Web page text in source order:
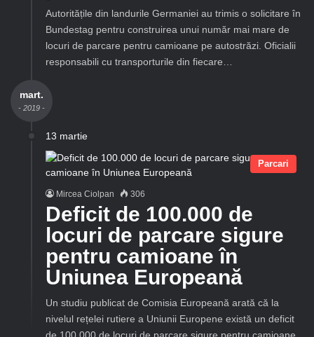
Autoritățile din landurile Germaniei au trimis o solicitare în
Bundestag pentru construirea unui număr mai mare de
locuri de parcare pentru camioane pe autostrăzi. Oficialii
responsabili cu transporturile din fiecare…
mart.
- 2019 -
13 martie
Parcari
Mircea Ciolpan 306
Deficit de 100.000 de
locuri de parcare sigure
pentru camioane în
Uniunea Europeană
Un studiu publicat de Comisia Europeană arată că la
nivelul rețelei rutiere a Uniunii Europene există un deficit
de 100.000 de locuri de parcare sigure pentru camioane.